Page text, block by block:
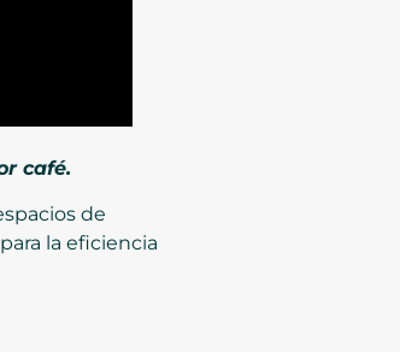
café.
de
la eficiencia